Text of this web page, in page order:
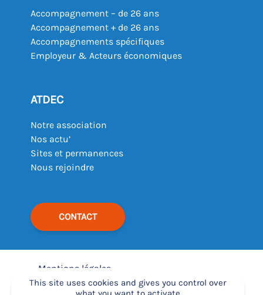
Accompagnement – de 26 ans
Accompagnement + de 26 ans
Accompagnements spécifiques
Employeur & Acteurs économiques
ATDEC
Notre association
Nos actu’
Sites et permanences
Nous rejoindre
CONTACT
Mentions légales
–
This site uses cookies and gives you control over